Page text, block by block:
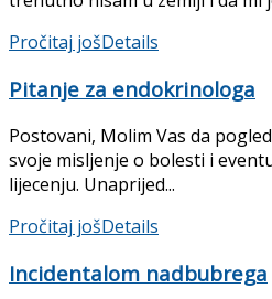
Pročitaj jošDetails
Pitanje za endokrinologa
Postovani, Molim Vas da
svoje misljenje o bolesti i
lijecenju. Unaprijed...
Pročitaj jošDetails
Incidentalom nadbubrega